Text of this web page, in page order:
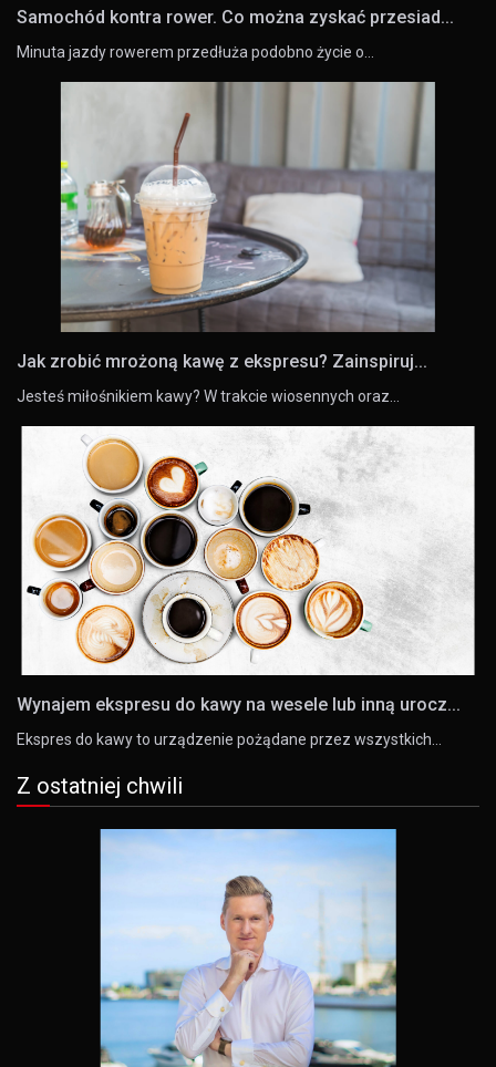
Samochód kontra rower. Co można zyskać przesiad...
Minuta jazdy rowerem przedłuża podobno życie o…
Jak zrobić mrożoną kawę z ekspresu? Zainspiruj...
Jesteś miłośnikiem kawy? W trakcie wiosennych oraz…
Wynajem ekspresu do kawy na wesele lub inną urocz...
Ekspres do kawy to urządzenie pożądane przez wszystkich…
Z ostatniej chwili